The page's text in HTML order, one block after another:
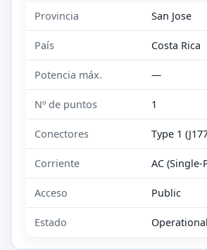
Provincia San Jose
País Costa Rica
Potencia máx. —
Nº de puntos 1
Conectores Type 1
Corriente AC (Single-
Acceso Public
Estado Operational